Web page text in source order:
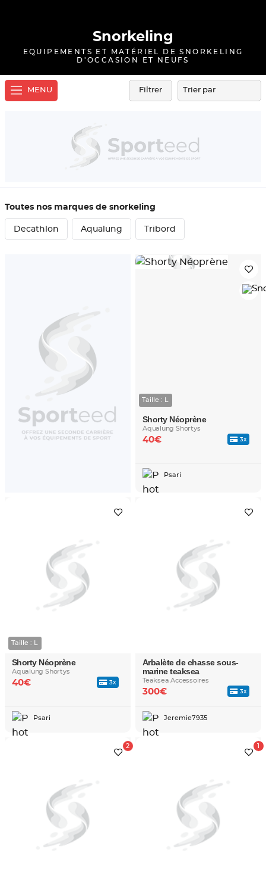
Snorkeling
EQUIPEMENTS ET MATÉRIEL DE SNORKELING
D'OCCASION ET NEUFS
MENU Filtrer
Toutes nos marques de snorkeling
Decathlon Aqualung Tribord
Taille : L
Shorty Néoprène
Aqualung Shortys
3x
40€
Psari
Taille : L
Shorty Néoprène
Aqualung Shortys
3x
40€
Psari
Arbalète de chasse sous-
marine teaksea
Teaksea Accessoires
3x
300€
Jeremie7935